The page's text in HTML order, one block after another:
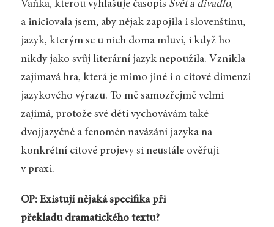
Vaňka, kterou vyhlašuje časopis Svět a divadlo,
a iniciovala jsem, aby nějak zapojila i slovenštinu,
jazyk, kterým se u nich doma mluví, i když ho
nikdy jako svůj literární jazyk nepoužila. Vznikla
zajímavá hra, která je mimo jiné i o citové dimenzi
jazykového výrazu. To mě samozřejmě velmi
zajímá, protože své děti vychovávám také
dvojjazyčně a fenomén navázání jazyka na
konkrétní citové projevy si neustále ověřuji
v praxi.
OP: Existují nějaká specifika při
překladu dramatického textu?